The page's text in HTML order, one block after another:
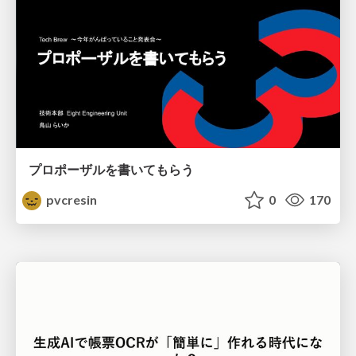
プロポーザルを書いてもらう
pvcresin
0 170